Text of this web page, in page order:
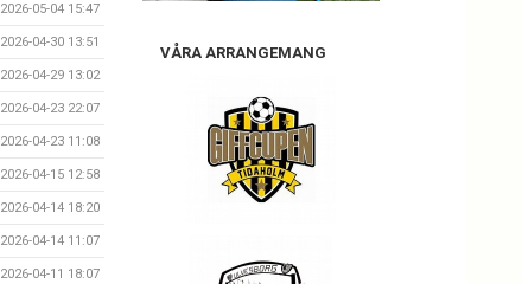
2026-05-04 15:47
2026-04-30 13:51
2026-04-29 13:02
2026-04-23 22:07
2026-04-23 11:08
2026-04-15 12:58
2026-04-14 18:20
2026-04-14 11:07
2026-04-11 18:07
VÅRA ARRANGEMANG